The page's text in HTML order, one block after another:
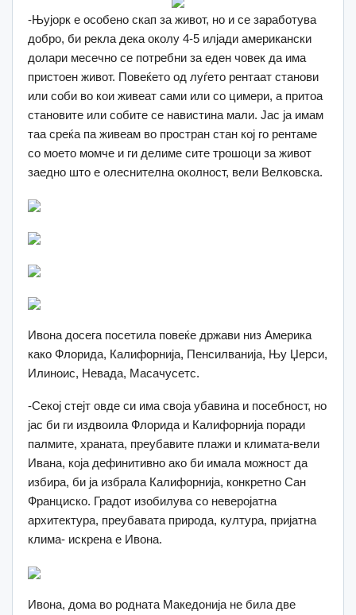
-Њујорк е особено скап за живот, но и се заработува
добро, би рекла дека околу 4-5 илјади американски
долари месечно се потребни за еден човек да има
пристоен живот. Повеќето од луѓето рентаат станови
или соби во кои живеат сами или со цимери, а притоа
становите или собите се навистина мали. Јас ја имам
таа среќа па живеам во простран стан кој го рентаме
со моето момче и ги делиме сите трошоци за живот
заедно што е олеснителна околност, вели Велковска.
Ивона досега посетила повеќе држави низ Америка
како Флорида, Калифорнија, Пенсилванија, Њу Џерси,
Илиноис, Невада, Масачусетс.
-Секој стејт овде си има своја убавина и посебност, но
јас би ги издвоила Флорида и Калифорнија поради
палмите, храната, преубавите плажи и климата-вели
Ивана, која дефинитивно ако би имала можност да
избира, би ја избрала Калифорнија, конкретно Сан
Франциско. Градот изобилува со неверојатна
архитектура, преубавата природа, култура, пријатна
клима- искрена е Ивона.
Ивона, дома во родната Македонија не била две